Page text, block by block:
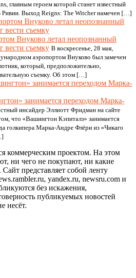
главным героем которой станет известный
Ривии. Выход Reigns: The Witcher намечен […]
Внуково летал неопознанный
вести съемку В воскресенье, 28 мая,
аэропортом Внуково был замечен
который, предположительно,
съемку. Об этом […]
занимается переходом Марка-
инсайдер Эллиотт Фридман на сайте
что «Вашингтон Кэпиталз» занимается
голкипера Марка-Андре Флёри из «Чикаго
коммерческим проектом. На этом
ни чего не покупают, ни какие
представляет собой ленту
yandex.ru, newsru.com и
без искажения,
публикуемых новостей
несёт.